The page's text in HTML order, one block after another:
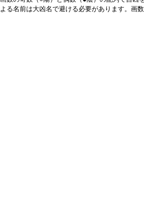
よる名前は大凶名で避ける必要があります。画数